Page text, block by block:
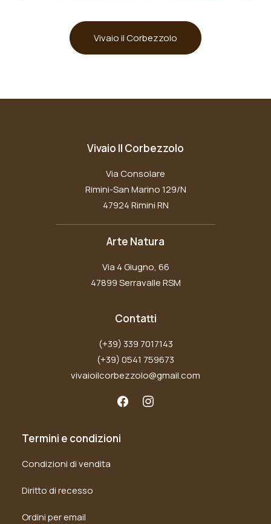
Vivaio il Corbezzolo
Vivaio Il Corbezzolo
Via Consolare
Rimini-San Marino 129/N
47924 Rimini RN
Arte Natura
Via 4 Giugno, 66
47899 Serravalle RSM
Contatti
(+39) 339 7017143
(+39) 0541 759673
vivaioilcorbezzolo@gmail.com
Termini e condizioni
Condizioni di vendita
Diritto di recesso
Ordini per email